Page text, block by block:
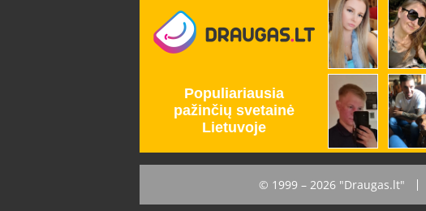
© 1999 – 2026 "Draugas.lt"